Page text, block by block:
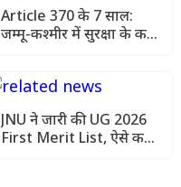
Article 370 के 7 साल:
जम्मू-कश्मीर में सुरक्षा के कड़े
JNU ने जारी की UG 2026
First Merit List, ऐसे करें